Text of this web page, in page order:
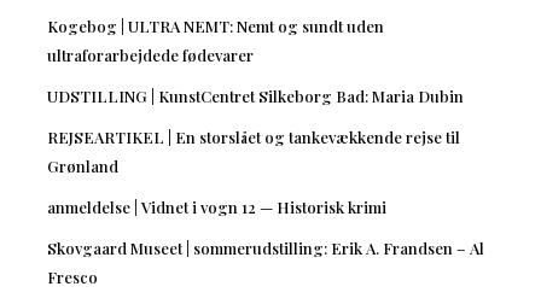
Kogebog | ULTRA NEMT: Nemt og sundt uden
ultraforarbejdede fødevarer
UDSTILLING | KunstCentret Silkeborg Bad: Maria Dubin
REJSEARTIKEL | En storslået og tankevækkende rejse til
Grønland
anmeldelse | Vidnet i vogn 12 — Historisk krimi
Skovgaard Museet | sommerudstilling: Erik A. Frandsen – Al
Fresco